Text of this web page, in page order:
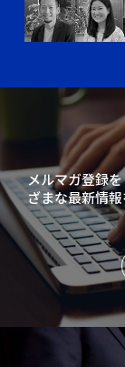
メルマガ登録
ざまな最新情